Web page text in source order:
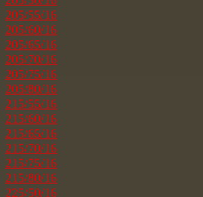
205/55/16
205/60/16
205/65/16
205/70/16
205/75/16
205/80/16
215/55/16
215/60/16
215/65/16
215/70/16
215/75/16
215/80/16
225/50/16